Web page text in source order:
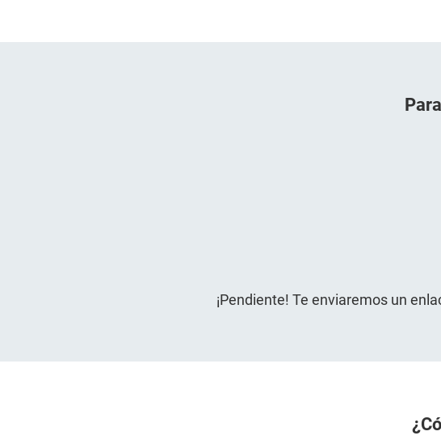
¡Pendiente! Te enviaremos un